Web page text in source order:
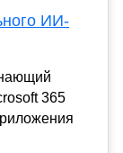
ИИ-
365